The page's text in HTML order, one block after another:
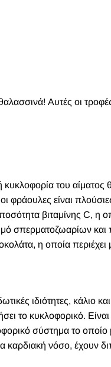
θαλασσινά! Αυτές οι
του αίματος
φράουλες είναι
βιταμίνης C, η
σπερματοζωαρίων
η οποία
ιδιότητες, κάλιο
το κυκλοφορικό.
σύστημα το οποίο
νόσο, έχουν